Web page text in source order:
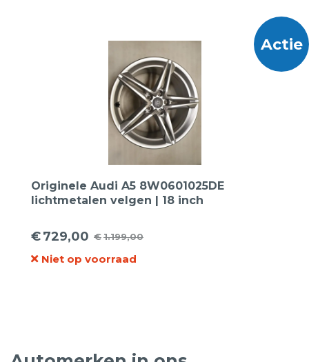
Actie
Originele Audi A5 8W0601025DE
lichtmetalen velgen | 18 inch
€1.199,00
Oorspronkelijke
prijs
€729,00
Huidige
prijs
Niet op voorraad